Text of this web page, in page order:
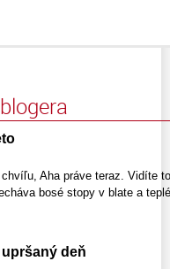
Aha práve teraz. Vidíte
bosé stopy v blate a
deň